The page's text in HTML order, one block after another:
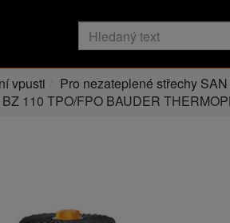
vpusti Pro nezateplené střechy
110 TPO/FPO BAUDER